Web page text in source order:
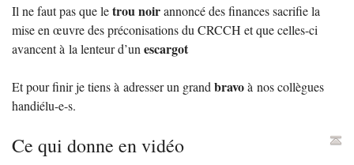
Il ne faut pas que letrou noirannoncé des finances sacrifie la
mise en œuvre des préconisations du CRCCH et que celles-ci
avancent à la lenteur d’un escargot
Et pour finir je tiens à adresser un grand bravoà nos collègues
handiélu-e-s.
Ce qui donne en vidéo